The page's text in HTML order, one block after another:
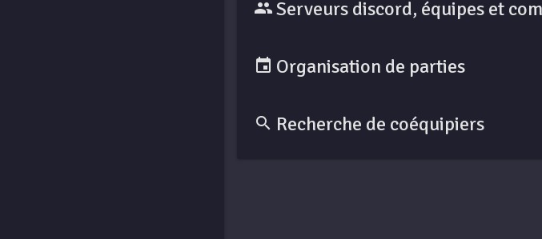
Serveurs discord, équipes et
Organisation de parties
Recherche de coéquipiers